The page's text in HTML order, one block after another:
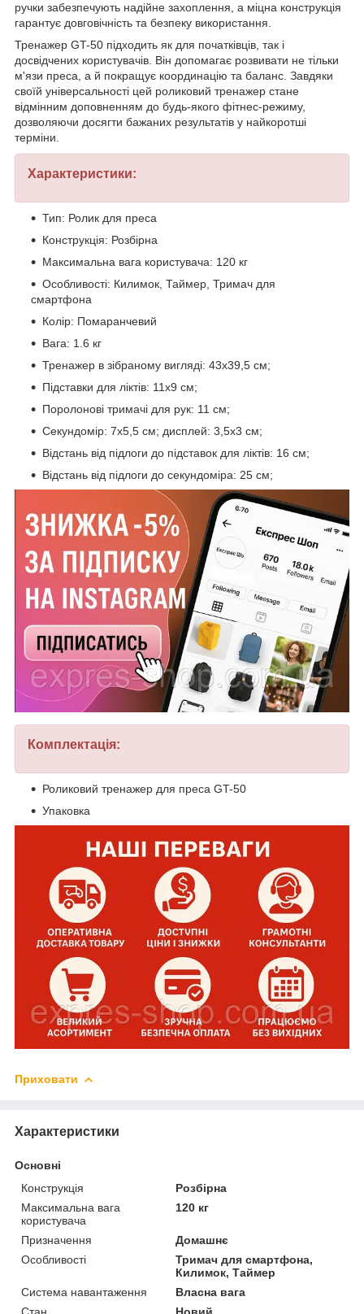
ручки забезпечують надійне захоплення, а міцна конструкція
гарантує довговічність та безпеку використання.
Тренажер GT-50 підходить як для початківців, так і
досвідчених користувачів. Він допомагає розвивати не тільки
м'язи преса, а й покращує координацію та баланс. Завдяки
своїй універсальності цей роликовий тренажер стане
відмінним доповненням до будь-якого фітнес-режиму,
дозволяючи досягти бажаних результатів у найкоротші
терміни.
Характеристики:
Тип: Ролик для преса
Конструкція: Розбірна
Максимальна вага користувача: 120 кг
Особливості: Килимок, Таймер, Тримач для
смартфона
Колір: Помаранчевий
Вага: 1.6 кг
Тренажер в зібраному вигляді: 43х39,5 см;
Підставки для ліктів: 11х9 см;
Поролонові тримачі для рук: 11 см;
Секундомір: 7х5,5 см; дисплей: 3,5х3 см;
Відстань від підлоги до підставок для ліктів: 16 см;
Відстань від підлоги до секундоміра: 25 см;
Комплектація:
Роликовий тренажер для преса GT-50
Упаковка
Приховати
Характеристики
Основні
Конструкція
Розбірна
Максимальна вага
користувача
120 кг
Призначення
Домашнє
Особливості
Тримач для смартфона,
Килимок, Таймер
Система навантаження
Власна вага